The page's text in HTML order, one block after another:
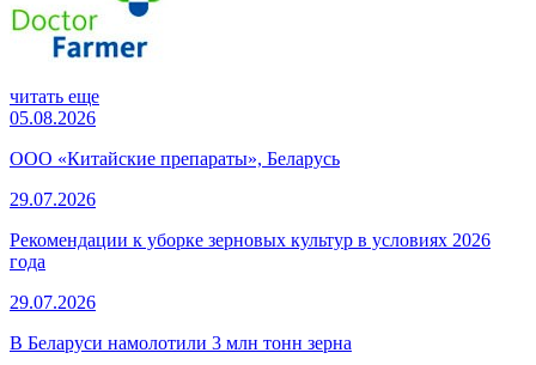
читать еще
05.08.2026
ООО «Китайские препараты», Беларусь
29.07.2026
Рекомендации к уборке зерновых культур в условиях 2026
года
29.07.2026
В Беларуси намолотили 3 млн тонн зерна